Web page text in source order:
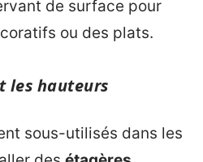
de surface pour
ou des plats.
les hauteurs
sous-utilisés dans les